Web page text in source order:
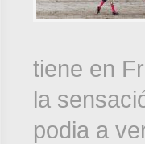
tiene en
la
podia a